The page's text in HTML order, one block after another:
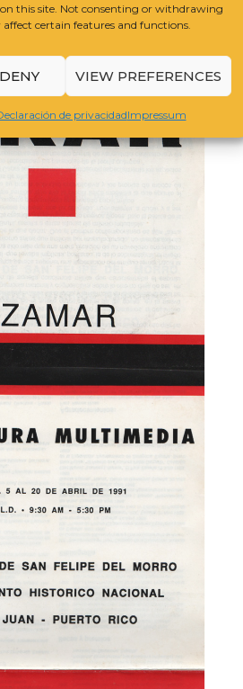
this site. Not consenting or withdrawing
certain features and functions.
DENY VIEW PREFERENCES
de privacidadImpressum
BYTHE ART GUY